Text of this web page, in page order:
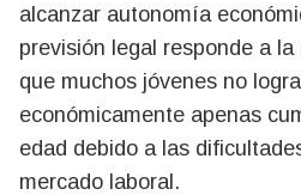
alcanzar autonomía
previsión legal responde a
que muchos jóvenes no
económicamente apenas
edad debido a las
mercado laboral.